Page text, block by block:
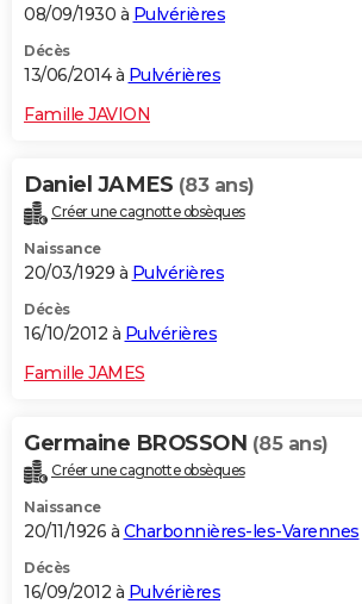
08/09/1930 à Pulvérières
Décès
13/06/2014 à Pulvérières
Famille JAVION
Daniel JAMES (83 ans)
Créer une cagnotte obsèques
Naissance
20/03/1929 à Pulvérières
Décès
16/10/2012 à Pulvérières
Famille JAMES
Germaine BROSSON (85 ans)
Créer une cagnotte obsèques
Naissance
20/11/1926 à Charbonnières-les-Varennes
Décès
16/09/2012 à Pulvérières